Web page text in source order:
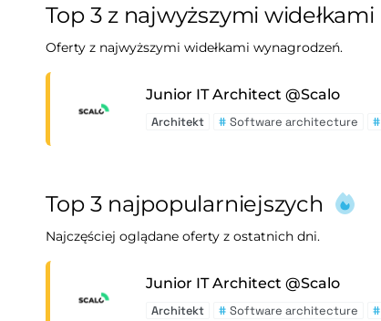
Top 3 z najwyższymi widełkami
Oferty z najwyższymi widełkami wynagrodzeń.
Junior IT Architect @Scalo
Architekt # Software architecture #
Top 3 najpopularniejszych
Najczęściej oglądane oferty z ostatnich dni.
Junior IT Architect @Scalo
Architekt # Software architecture #